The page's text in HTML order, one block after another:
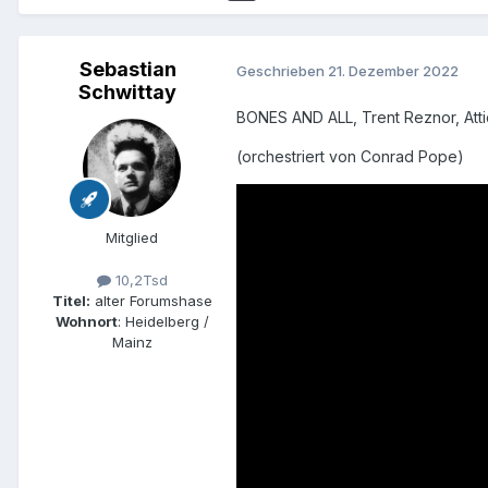
Sebastian
Schwittay
Mitglied
10,2Tsd
Titel: alter Forumshase
Wohnort: Heidelberg /
Mainz
Geschrieben 21. Dezember 2022
BONES AND ALL, Trent Reznor,
(orchestriert von Conrad Pope)